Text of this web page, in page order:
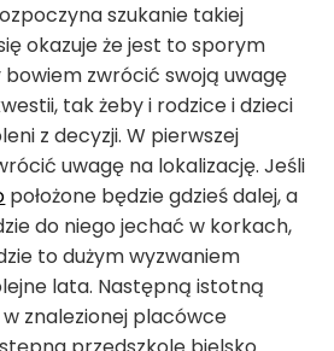
szukanie takiej
okazuje że jest to sporym
bowiem zwrócić swoją uwagę
tak żeby i rodzice i dzieci
z decyzji. W pierwszej
uwagę na lokalizację. Jeśli
położone będzie gdzieś dalej, a
do niego jechać w korkach,
to dużym wyzwaniem
lata. Następną istotną
znalezionej placówce